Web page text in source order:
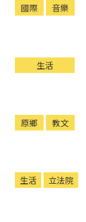
國際 音樂
生活
原鄉 教文
生活 立法院